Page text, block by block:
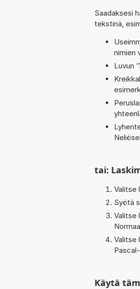
Saadaksesi
tekstinä,
nimien
Luvun
tai:
Valitse
Syötä
Valitse
Valitse
Käytä